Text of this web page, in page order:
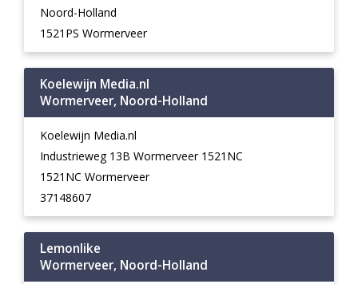
Noord-Holland
1521PS Wormerveer
Koelewijn Media.nl
Wormerveer, Noord-Holland
Koelewijn Media.nl
Industrieweg 13B Wormerveer 1521NC
1521NC Wormerveer
37148607
Lemonlike
Wormerveer, Noord-Holland